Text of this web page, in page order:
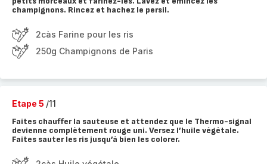
champignons. Rincez et hachez le persil.
2càs Farine pour les ris
250g Champignons de Paris
Etape 5 /11
Faites chauffer la sauteuse et attendez que le Thermo-signal
devienne complètement rouge uni. Versez l’huile végétale.
Faites sauter les ris jusqu’à bien les colorer.